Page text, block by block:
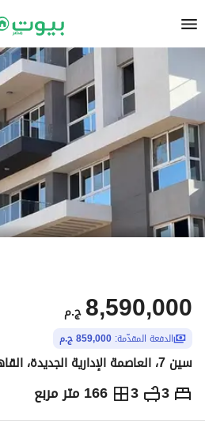
ج.م 8,590,000
الدفعة المقدّمة: 859,000 ج.م
سين 7، العاصمة الإدارية الجديدة، القاهرة
3
3 166 متر مربع ج.م8,590,000